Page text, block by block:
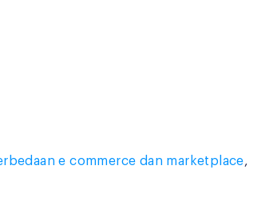
e commerce dan marketplace,